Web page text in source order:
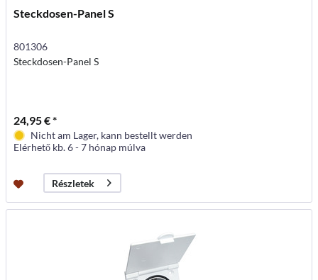
Steckdosen-Panel S
801306
Steckdosen-Panel S
24,95 € *
Nicht am Lager, kann bestellt werden
Elérhető kb. 6 - 7 hónap múlva
Részletek